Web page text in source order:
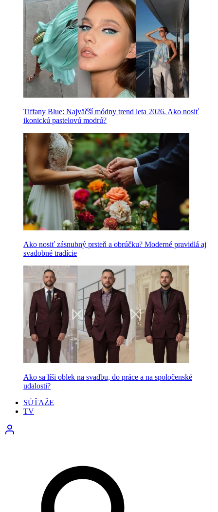
Tiffany Blue: Najväčší módny trend leta 2026. Ako nosiť
ikonickú pastelovú modrú?
Ako nosiť zásnubný prsteň a obrúčku? Moderné pravidlá aj
svadobné tradície
Ako sa líši oblek na svadbu, do práce a na spoločenské
udalosti?
SÚŤAŽE
TV